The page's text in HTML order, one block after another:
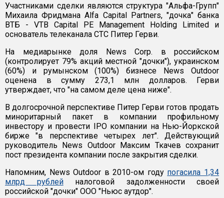
Участниками сделки являются структура "Альфа-Групп"
Михаила Фридмана Alfa Capital Partners, "дочка" банка
ВТБ - VTB Capital PE Management Holding Limited и
основатель телеканала СТС Питер Герви.
На медиарынке доля News Corp. в российском
(контролирует 79% акций местной "дочки"), украинском
(60%) и румынском (100%) бизнесе News Outdoor
оценена в сумму 273,1 млн долларов. Герви
утверждает, что "на самом деле цена ниже".
В долгосрочной перспективе Питер Герви готов продать
миноритарный пакет в компании профильному
инвестору и провести IPO компании на Нью-Йоркской
бирже "в перспективе четырех лет". Действующий
руководитель News Outdoor Максим Ткачев сохранит
пост президента компании после закрытия сделки.
Напомним, News Outdoor в 2010-ом году погасила 1,34
млрд рублейналоговой задолженности своей
российской "дочки" ООО "Ньюс аутдор".